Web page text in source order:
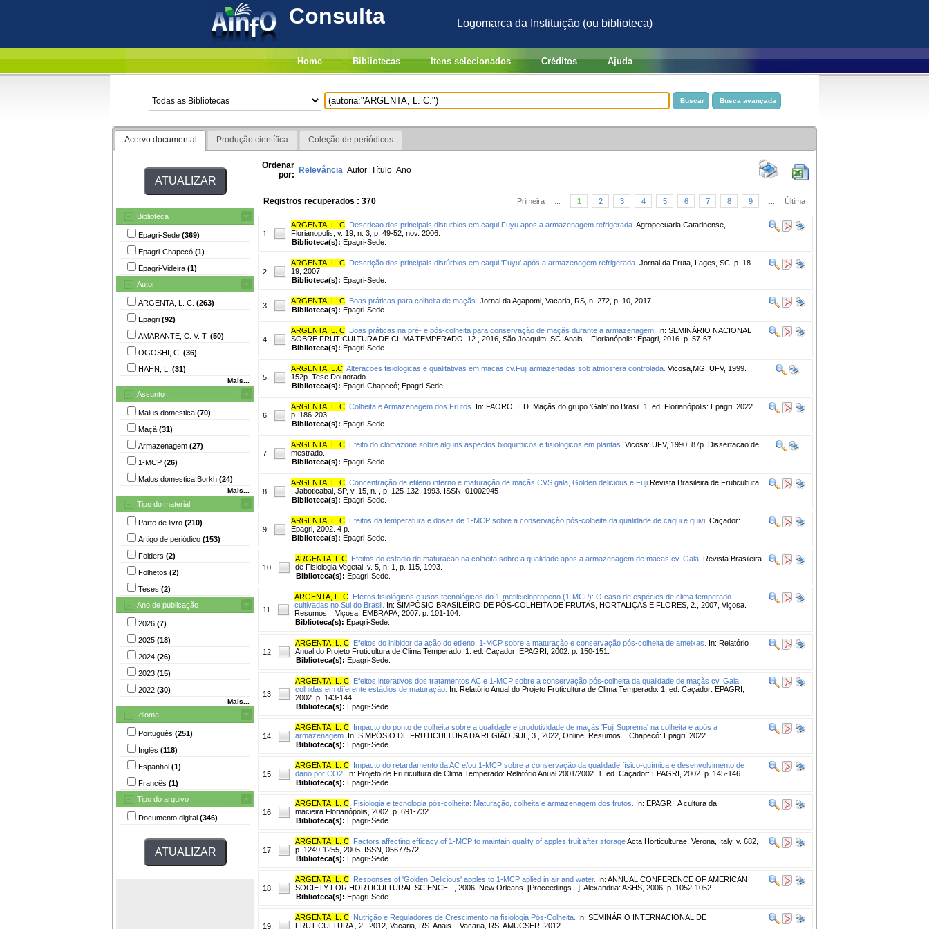
Consulta Logomarca da Instituição (ou biblioteca)
Home Bibliotecas Itens selecionados Créditos Ajuda
Acervo documental Produção científica Coleção de periódicos
Biblioteca
Epagri-Sede (369)
Epagri-Chapecó (1)
Epagri-Videira (1)
Autor
ARGENTA, L. C. (263)
Epagri (92)
AMARANTE, C. V. T. (50)
OGOSHI, C. (36)
HAHN, L. (31)
Mais...
Assunto
Malus domestica (70)
Maçã (31)
Armazenagem (27)
1-MCP (26)
Malus domestica Borkh (24)
Mais...
Tipo do material
Parte de livro (210)
Artigo de periódico (153)
Folders (2)
Folhetos (2)
Teses (2)
Ano de publicação
2026 (7)
2025 (18)
2024 (26)
2023 (15)
2022 (30)
Mais...
Idioma
Português (251)
Inglês (118)
Espanhol (1)
Francês (1)
Tipo do arquivo
Documento digital (346)
Ordenar
por: Relevância Autor Título Ano
Registros recuperados : 370 Primeira 1 2 3 4 5 6 7 8 9 Última
1.
ARGENTA, L. C Descricao dos principais disturbios em caqui Fuyu apos a armazenagem refrigerada. Agropecuaria Catarinense,
Florianopolis, v. 19, n. 3, p. 49-52, nov. 2006.
Biblioteca(s): Epagri-Sede.
2.
ARGENTA, L. C Descrição dos principais distúrbios em caqui 'Fuyu' após a armazenagem refrigerada. Jornal da Fruta, Lages, SC, p. 18-
19, 2007.
Biblioteca(s): Epagri-Sede.
3.
ARGENTA, L. C Boas práticas para colheita de maçãs. Jornal da Agapomi, Vacaria, RS, n. 272, p. 10, 2017.
Biblioteca(s): Epagri-Sede.
4.
ARGENTA, L. C Boas práticas na pré- e pós-colheita para conservação de maçãs durante a armazenagem. In: SEMINÁRIO NACIONAL
SOBRE FRUTICULTURA DE CLIMA TEMPERADO, 12., 2016, São Joaquim, SC. Anais... Florianópolis: Epagri, 2016. p. 57-67.
Biblioteca(s): Epagri-Sede.
5.
ARGENTA, L.C Alteracoes fisiologicas e qualitativas em macas cv.Fuji armazenadas sob atmosfera controlada. Vicosa,MG: UFV, 1999.
152p. Tese Doutorado
Biblioteca(s): Epagri-Chapecó; Epagri-Sede.
6.
ARGENTA, L. C Colheita e Armazenagem dos Frutos.
In: FAORO, I. D. Maçãs do grupo 'Gala' no Brasil. 1. ed. Florianópolis: Epagri, 2022.
p. 186-203
Biblioteca(s): Epagri-Sede.
7.
ARGENTA, L. C Efeito do clomazone sobre alguns aspectos bioquimicos e fisiologicos em plantas. Vicosa: UFV, 1990. 87p. Dissertacao de
mestrado.
Biblioteca(s): Epagri-Sede.
8.
ARGENTA, L. C Concentração de etileno interno e maturação de maçãs CVS gala, Golden delicious e Fuji Revista Brasileira de Fruticultura
, Jaboticabal, SP, v. 15, n. , p. 125-132, 1993. ISSN, 01002945
Biblioteca(s): Epagri-Sede.
9.
ARGENTA, L. C Efeitos da temperatura e doses de 1-MCP sobre a conservação pós-colheita da qualidade de caqui e quivi. Caçador:
Epagri, 2002. 4 p.
Biblioteca(s): Epagri-Sede.
10.
ARGENTA, L.C Efeitos do estadio de maturacao na colheita sobre a qualidade apos a armazenagem de macas cv. Gala. Revista Brasileira
de Fisiologia Vegetal, v. 5, n. 1, p. 115, 1993.
Biblioteca(s): Epagri-Sede.
11.
ARGENTA, L. C Efeitos fisiológicos e usos tecnológicos do 1-metilciclopropeno (1-MCP): O caso de espécies de clima temperado
cultivadas no Sul do Brasil. In: SIMPÓSIO BRASILEIRO DE PÓS-COLHEITA DE FRUTAS, HORTALIÇAS E FLORES, 2., 2007, Viçosa.
Resumos... Viçosa: EMBRAPA, 2007. p. 101-104.
Biblioteca(s): Epagri-Sede.
12.
ARGENTA, L. C Efeitos do inibidor da ação do etileno, 1-MCP sobre a maturação e conservação pós-colheita de ameixas.
In: Relatório
Anual do Projeto Fruticultura de Clima Temperado. 1. ed. Caçador: EPAGRI, 2002. p. 150-151.
Biblioteca(s): Epagri-Sede.
13.
ARGENTA, L. C Efeitos interativos dos tratamentos AC e 1-MCP sobre a conservação pós-colheita da qualidade de maçãs cv. Gala
colhidas em diferente estádios de maturação. In: Relatório Anual do Projeto Fruticultura de Clima Temperado. 1. ed. Caçador: EPAGRI,
2002. p. 143-144.
Biblioteca(s): Epagri-Sede.
14.
ARGENTA, L. C Impacto do ponto de colheita sobre a qualidade e produtividade de maçãs 'Fuji Suprema' na colheita e após a
armazenagem. In: SIMPÓSIO DE FRUTICULTURA DA REGIÃO SUL, 3., 2022, Online. Resumos... Chapecó: Epagri, 2022.
Biblioteca(s): Epagri-Sede.
15.
ARGENTA, L. C Impacto do retardamento da AC e/ou 1-MCP sobre a conservação da qualidade físico-química e desenvolvimento de
dano por CO2. In: Projeto de Fruticultura de Clima Temperado: Relatório Anual 2001/2002. 1. ed. Caçador: EPAGRI, 2002. p. 145-146.
Biblioteca(s): Epagri-Sede.
16.
ARGENTA, L. C Fisiologia e tecnologia pós-colheita: Maturação, colheita e armazenagem dos frutos.
In: EPAGRI. A cultura da
macieira.Florianópolis, 2002. p. 691-732.
Biblioteca(s): Epagri-Sede.
17.
ARGENTA, L. C Factors affecting efficacy of 1-MCP to maintain quality of apples fruit after storageActa Horticulturae, Verona, Italy, v. 682,
p. 1249-1255, 2005. ISSN, 05677572
Biblioteca(s): Epagri-Sede.
18.
ARGENTA, L. C Responses of 'Golden Delicious' apples to 1-MCP aplied in air and water. In: ANNUAL CONFERENCE OF AMERICAN
SOCIETY FOR HORTICULTURAL SCIENCE, ., 2006, New Orleans. [Proceedings...]. Alexandria: ASHS, 2006. p. 1052-1052.
Biblioteca(s): Epagri-Sede.
19.
ARGENTA, L. C Nutrição e Reguladores de Crescimento na fisiologia Pós-Colheita. In: SEMINÁRIO INTERNACIONAL DE
FRUTICULTURA , 2., 2012, Vacaria, RS. Anais... Vacaria, RS: AMUCSER, 2012.